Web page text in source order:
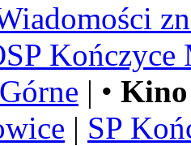
Kończyce
| •
| SP